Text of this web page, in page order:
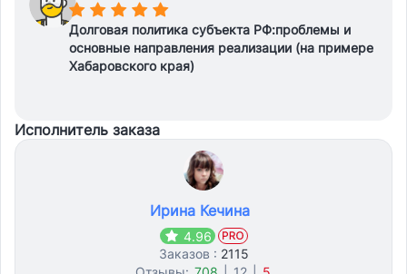
(*)(*)(*)(*)(*)
Долговая политика субъекта РФ:проблемы и
основные направления реализации (на примере
Хабаровского края)
Исполнитель заказа
Ирина Кечина
4.96
Заказов : 2115